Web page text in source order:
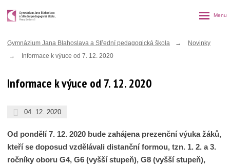
Gymnázium Jana Blahoslava a Střední pedagogická škola
Novinky
Informace k výuce od 7. 12. 2020
Informace k výuce od 7. 12. 2020
04. 12. 2020
Od pondělí 7. 12. 2020 bude zahájena prezenční výuka žáků,
kteří se doposud vzdělávali distanční formou, tzn. 1. 2. a 3.
ročníky oboru G4, G6 (vyšší stupeň), G8 (vyšší stupeň),